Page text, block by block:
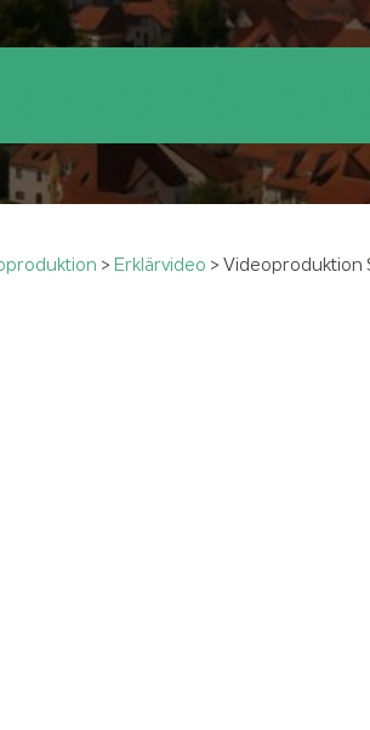
> Erklärvideo > Videoproduktion